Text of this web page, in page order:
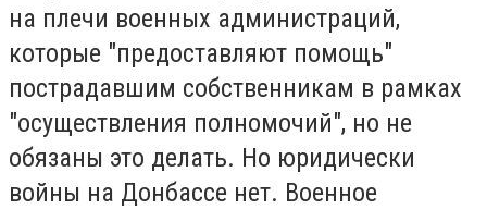
на плечи военных администраций,
которые "предоставляют помощь"
пострадавшим собственникам в рамках
"осуществления полномочий", но не
обязаны это делать. Но юридически
войны на Донбассе нет. Военное